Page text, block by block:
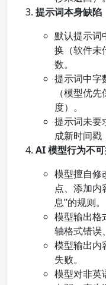
提示词本身缺陷
默认提示词
换（软件未
数。
提示词中字
（模型优
度）。
提示词未要
成新时间戳
AI 模型行为不
模型擅自修
点、添加内
息”的规则。
模型输出格
轴格式错误
模型输出内
失败。
模型对非英